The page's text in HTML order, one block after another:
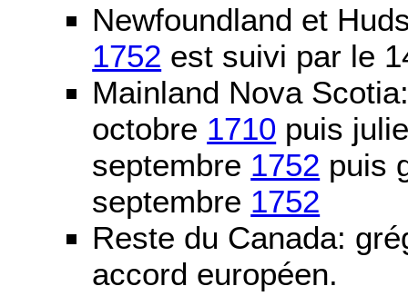
Newfoundland et
1752 est suivi par le
Mainland Nova
octobre 1710 puis
septembre 1752 puis
septembre 1752
Reste du Canada:
accord européen.